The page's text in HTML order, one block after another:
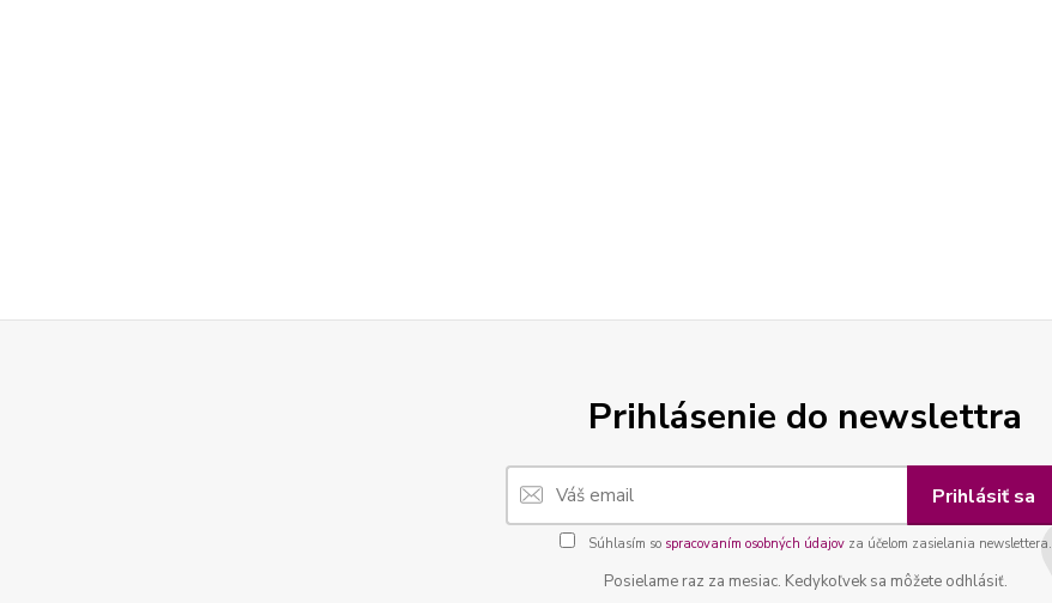
Prihlásenie do newslettra
Prihlásiť sa
Súhlasím so spracovaním osobných údajovza účelom zasielania newslettera.
Posielame raz za mesiac. Kedykoľvek sa môžete odhlásiť.